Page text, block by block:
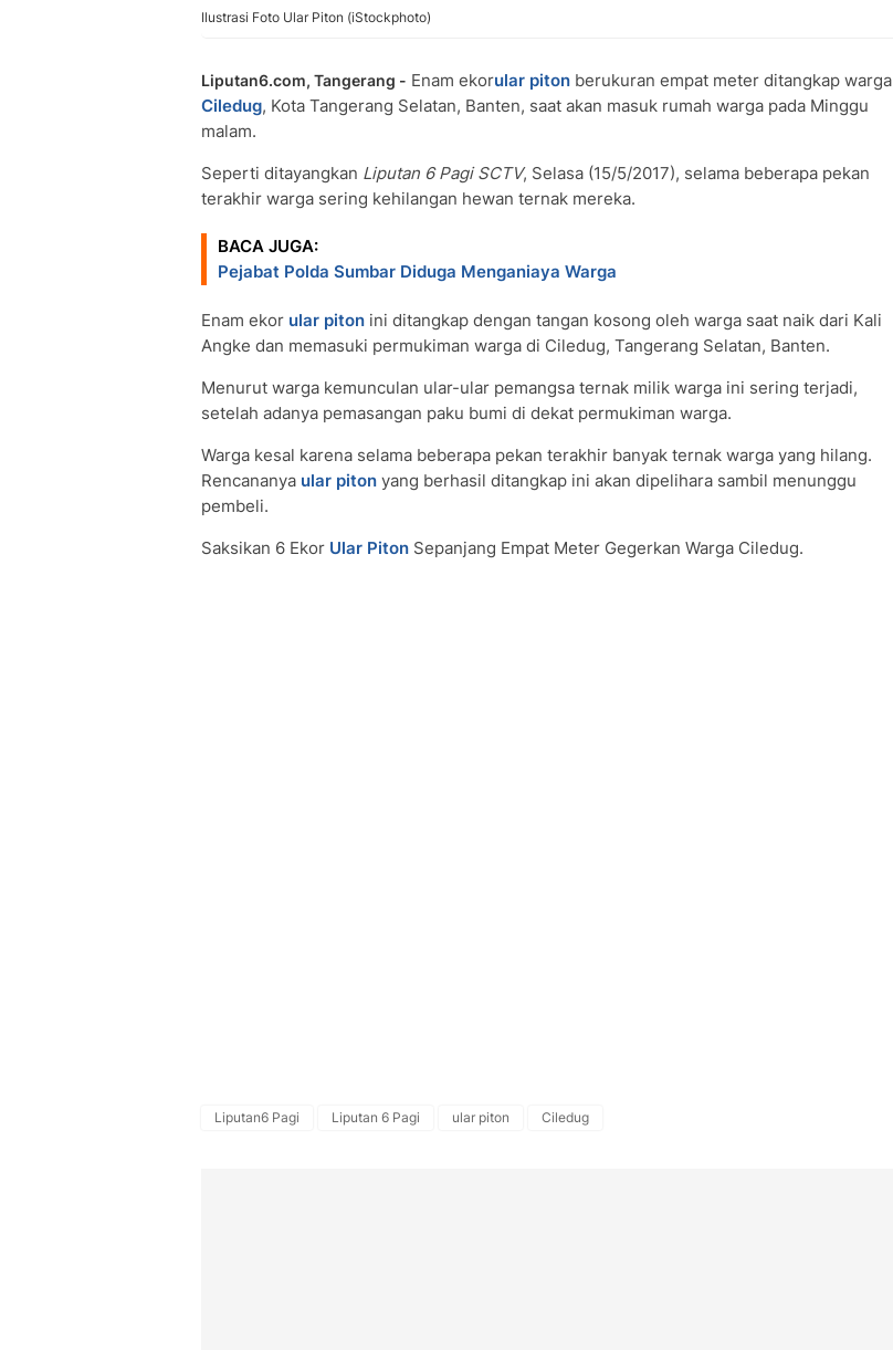
Ilustrasi Foto Ular Piton (iStockphoto)
Liputan6.com, Tangerang - Enam ekorular piton berukuran empat meter ditangkap warga
Ciledug, Kota Tangerang Selatan, Banten, saat akan masuk rumah warga pada Minggu
malam.
Seperti ditayangkan Liputan 6 Pagi SCTV, Selasa (15/5/2017), selama beberapa pekan
terakhir warga sering kehilangan hewan ternak mereka.
BACA JUGA:
Pejabat Polda Sumbar Diduga Menganiaya Warga
Enam ekor ular piton ini ditangkap dengan tangan kosong oleh warga saat naik dari Kali
Angke dan memasuki permukiman warga di Ciledug, Tangerang Selatan, Banten.
Menurut warga kemunculan ular-ular pemangsa ternak milik warga ini sering terjadi,
setelah adanya pemasangan paku bumi di dekat permukiman warga.
Warga kesal karena selama beberapa pekan terakhir banyak ternak warga yang hilang.
Rencananya ular piton yang berhasil ditangkap ini akan dipelihara sambil menunggu
pembeli.
Saksikan 6 Ekor Ular Piton Sepanjang Empat Meter Gegerkan Warga Ciledug.
Liputan6 Pagi Liputan 6 Pagi ular piton Ciledug